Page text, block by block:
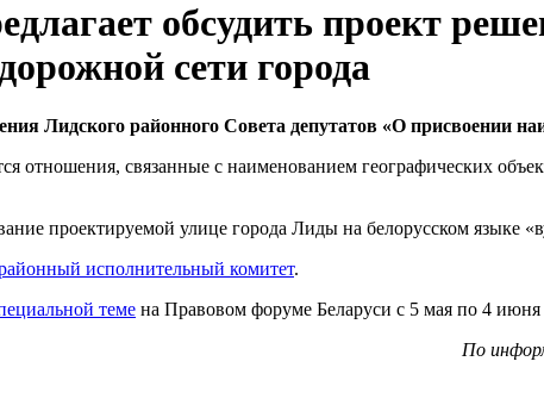
обсудить проект
сети города
Лидского районного Совета депутатов «О присвоении
отношения, связанные с наименованием географических
проектируемой улице города Лиды на белорусском языке
исполнительный комитет.
теме на Правовом форуме Беларуси с 5 мая по 4 июня
По